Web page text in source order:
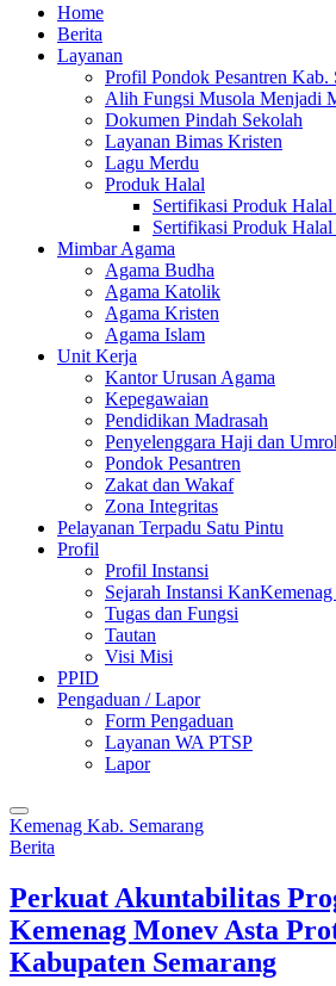
Home
Berita
Layanan
Profil Pondok Pesantren Kab.
Alih Fungsi Musola Menjadi
Dokumen Pindah Sekolah
Layanan Bimas Kristen
Lagu Merdu
Produk Halal
Sertifikasi Produk Halal
Sertifikasi Produk
Mimbar Agama
Agama Budha
Agama Katolik
Agama Kristen
Agama Islam
Unit Kerja
Kantor Urusan Agama
Kepegawaian
Pendidikan Madrasah
Penyelenggara Haji dan
Pondok Pesantren
Zakat dan Wakaf
Zona Integritas
Pelayanan Terpadu Satu Pintu
Profil
Profil Instansi
Sejarah Instansi
Tugas dan Fungsi
Tautan
Visi Misi
PPID
Pengaduan / Lapor
Form Pengaduan
Layanan WA PTSP
Lapor
Kemenag Kab. Semarang
Berita
Perkuat Akuntabilitas
Kemenag Monev Asta
Kabupaten Semarang